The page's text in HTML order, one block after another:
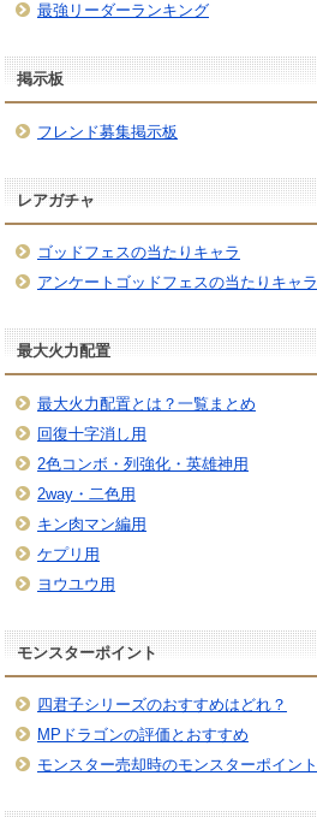
最強リーダーランキング
掲示板
フレンド募集掲示板
レアガチャ
ゴッドフェスの当たりキャラ
アンケートゴッドフェスの当たりキャラ
最大火力配置
最大火力配置とは？一覧まとめ
回復十字消し用
2色コンボ・列強化・英雄神用
2way・二色用
キン肉マン編用
ケプリ用
ヨウユウ用
モンスターポイント
四君子シリーズのおすすめはどれ？
MPドラゴンの評価とおすすめ
モンスター売却時のモンスターポイント